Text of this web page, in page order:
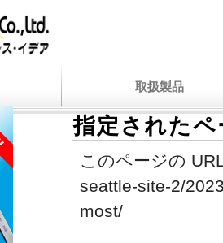
取扱製品
指定された
このページの
seattle-site-2/
most/